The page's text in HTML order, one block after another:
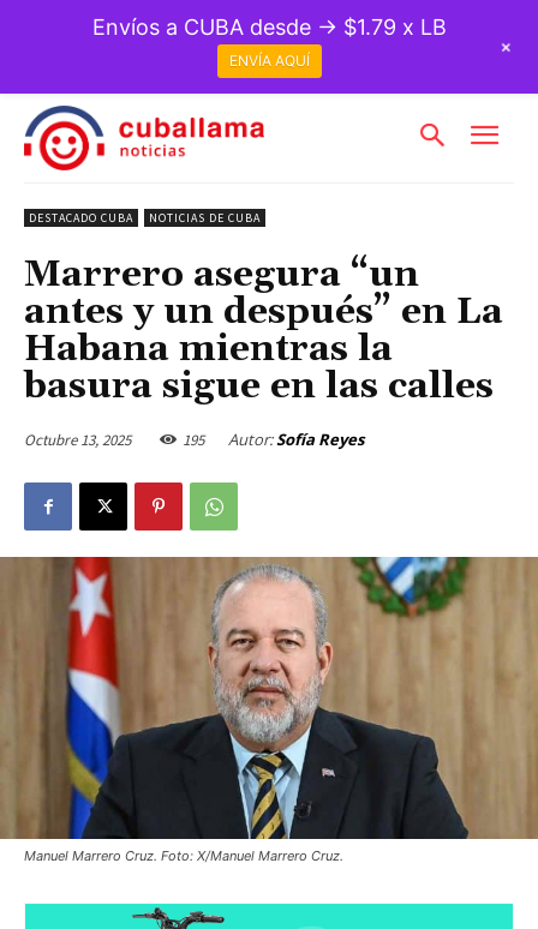
DESTACADO CUBA NOTICIAS DE CUBA
Marrero asegura “un
antes y un después” en La
Habana mientras la
basura sigue en las calles
Octubre 13, 2025 195 Autor:Sofía Reyes
Manuel Marrero Cruz. Foto: X/Manuel Marrero Cruz.
Envíos a CUBA desde → $1.79 x LB
ENVÍA AQUÍ
+